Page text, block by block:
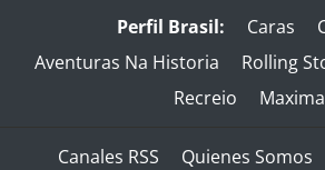
Perfil Brasil: Caras
Aventuras Na Historia
Rolling
Recreio
Maxima
Canales RSS Quienes Somos